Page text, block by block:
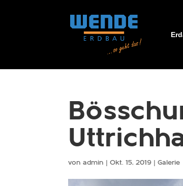
vonadmin |Okt. 15, 2019 |Galerie